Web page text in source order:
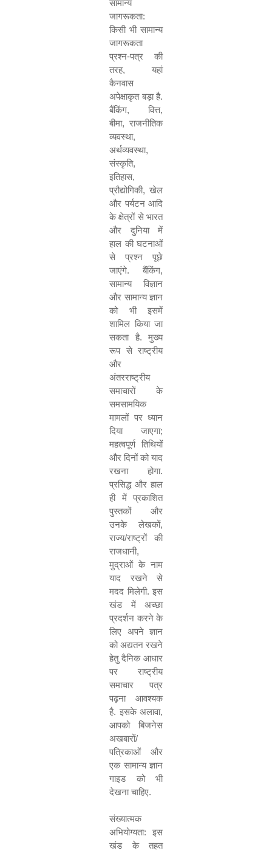
सामान्य
जागरूकता:
किसी भी सामान्य
जागरूकता
प्रश्न-पत्र की
तरह, यहां
कैनवास
अपेक्षाकृत बड़ा है.
बैंकिंग, वित्त,
बीमा, राजनीतिक
व्यवस्था,
अर्थव्यवस्था,
संस्कृति,
इतिहास,
प्रौद्योगिकी, खेल
और पर्यटन आदि
के क्षेत्रों से भारत
और दुनिया में
हाल की घटनाओं
से प्रश्न पूछे
जाएंगे. बैंकिंग,
सामान्य विज्ञान
और सामान्य ज्ञान
को भी इसमें
शामिल किया जा
सकता है. मुख्य
रूप से राष्ट्रीय
और
अंतरराष्ट्रीय
समाचारों के
समसामयिक
मामलों पर ध्यान
दिया जाएगा;
महत्वपूर्ण तिथियों
और दिनों को याद
रखना होगा.
प्रसिद्ध और हाल
ही में प्रकाशित
पुस्तकों और
उनके लेखकों,
राज्य/राष्ट्रों की
राजधानी,
मुद्राओं के नाम
याद रखने से
मदद मिलेगी. इस
खंड में अच्छा
प्रदर्शन करने के
लिए अपने ज्ञान
को अद्यतन रखने
हेतु दैनिक आधार
पर राष्ट्रीय
समाचार पत्र
पढ़ना आवश्यक
है. इसके अलावा,
आपको बिजनेस
अखबारों/
पत्रिकाओं और
एक सामान्य ज्ञान
गाइड को भी
देखना चाहिए.
संख्यात्मक
अभियोग्यता: इस
खंड के तहत